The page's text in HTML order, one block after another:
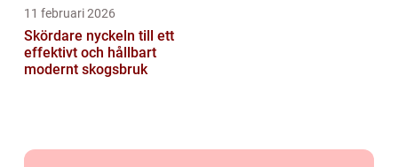
11 februari 2026
Skördare nyckeln till ett
effektivt och hållbart
modernt skogsbruk